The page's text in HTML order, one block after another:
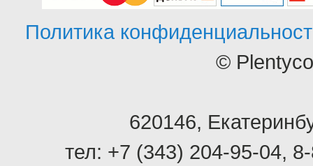
Политика
©
620146,
тел: +7 (343) 204-95-04,